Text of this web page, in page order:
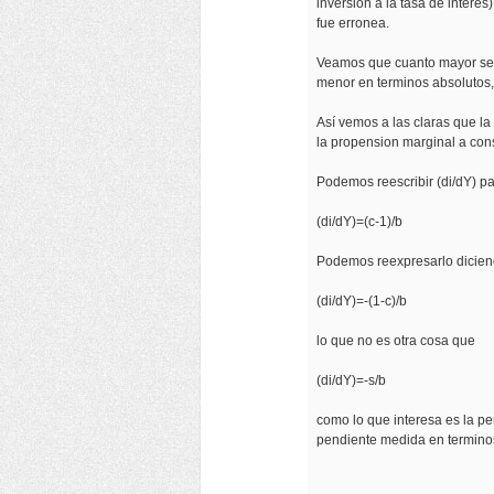
fue erronea.
Veamos que cuanto mayor
menor en terminos
Así vemos a las claras que
la propension marginal a
Podemos reescribir (di/dY)
(di/dY)=(c-1)/b
Podemos reexpresarlo
(di/dY)=-(1-c)/b
lo que no es otra cosa que
(di/dY)=-s/b
como lo que interesa es la
pendiente medida en